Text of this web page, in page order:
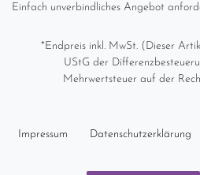
Einfach unverbindliches Angebot
*Endpreis inkl. MwSt. (Dieser
UStG der
Mehrwertsteuer auf der
Impressum Daten­schutz­erklärung